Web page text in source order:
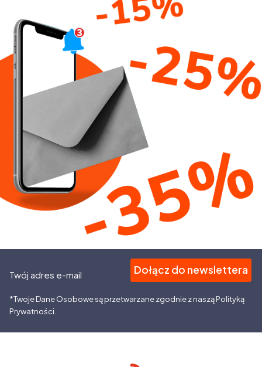
Twój adres e-mail Dołącz do newslettera
*Twoje Dane Osobowe są przetwarzane zgodnie z naszą Polityką
Prywatności.